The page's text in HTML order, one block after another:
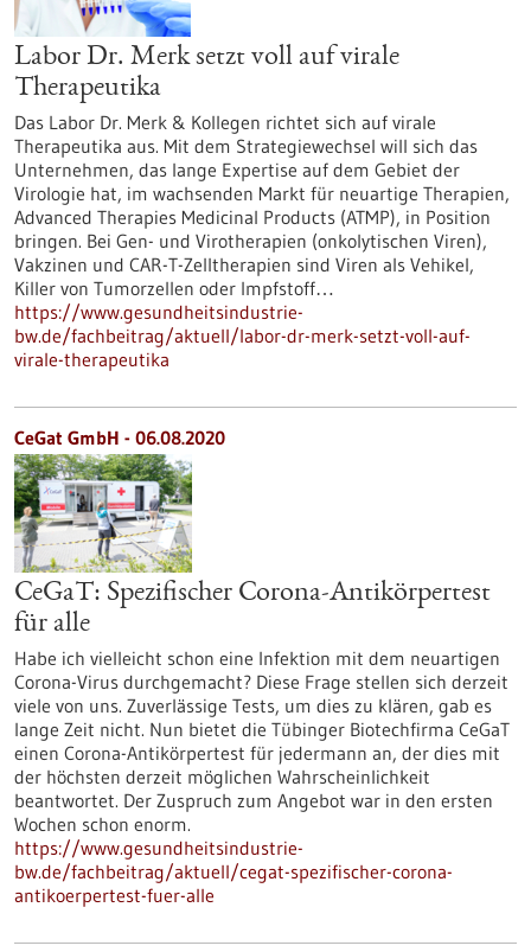
Labor Dr. Merk setzt voll auf virale
Therapeutika
Das Labor Dr. Merk & Kollegen richtet sich auf virale
Therapeutika aus. Mit dem Strategiewechsel will sich das
Unternehmen, das lange Expertise auf dem Gebiet der
Virologie hat, im wachsenden Markt für neuartige Therapien,
Advanced Therapies Medicinal Products (ATMP), in Position
bringen. Bei Gen- und Virotherapien (onkolytischen Viren),
Vakzinen und CAR-T-Zelltherapien sind Viren als Vehikel,
Killer von Tumorzellen oder Impfstoff…
https://www.gesundheitsindustrie-
bw.de/fachbeitrag/aktuell/labor-dr-merk-setzt-voll-auf-
virale-therapeutika
CeGat GmbH - 06.08.2020
CeGaT: Spezifischer Corona-Antikörpertest
für alle
Habe ich vielleicht schon eine Infektion mit dem neuartigen
Corona-Virus durchgemacht? Diese Frage stellen sich derzeit
viele von uns. Zuverlässige Tests, um dies zu klären, gab es
lange Zeit nicht. Nun bietet die Tübinger Biotechfirma CeGaT
einen Corona-Antikörpertest für jedermann an, der dies mit
der höchsten derzeit möglichen Wahrscheinlichkeit
beantwortet. Der Zuspruch zum Angebot war in den ersten
Wochen schon enorm.
https://www.gesundheitsindustrie-
bw.de/fachbeitrag/aktuell/cegat-spezifischer-corona-
antikoerpertest-fuer-alle